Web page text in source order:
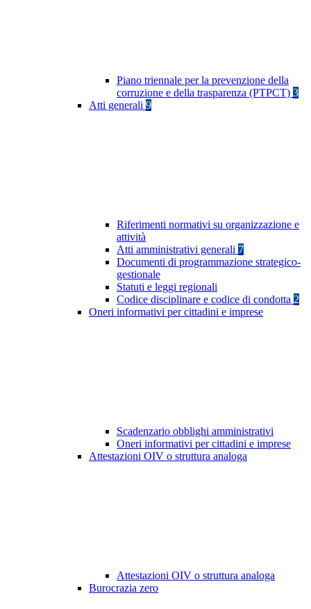
Piano triennale per la prevenzione della
corruzione e della trasparenza (PTPCT) 3
Atti generali 9
Riferimenti normativi su organizzazione e
attività
Atti amministrativi generali 7
Documenti di programmazione strategico-
gestionale
Statuti e leggi regionali
Codice disciplinare e codice di condotta 2
Oneri informativi per cittadini e imprese
Scadenzario obblighi amministrativi
Oneri informativi per cittadini e imprese
Attestazioni OIV o struttura analoga
Attestazioni OIV o struttura analoga
Burocrazia zero